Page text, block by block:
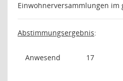
Einwohnerversammlungen im
Abstimmungsergebnis:
Anwesend 17